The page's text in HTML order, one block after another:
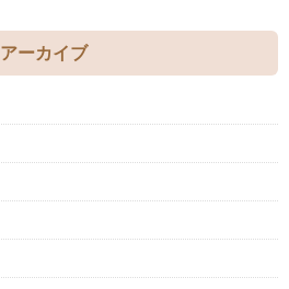
アーカイブ